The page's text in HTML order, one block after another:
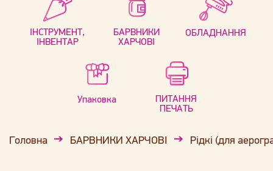
ІНСТРУМЕНТ,
ІНВЕНТАР
БАРВНИКИ
ХАРЧОВІ
ОБЛАДНАННЯ
Упаковка
ПИТАННЯ
ПЕЧАТЬ
Головна БАРВНИКИ ХАРЧОВІ Рідкі (для